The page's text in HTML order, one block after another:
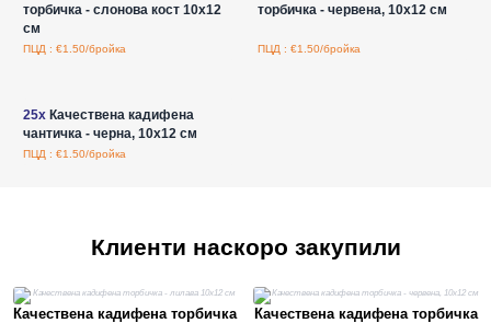
торбичка - слонова кост 10x12
см
ПЦД : €1.50/бройка
торбичка - червена, 10x12 см
ПЦД : €1.50/бройка
25xКачествена кадифена
чантичка - черна, 10x12 см
ПЦД : €1.50/бройка
Клиенти наскоро закупили
Качествена кадифена торбичка
Качествена кадифена торбичка